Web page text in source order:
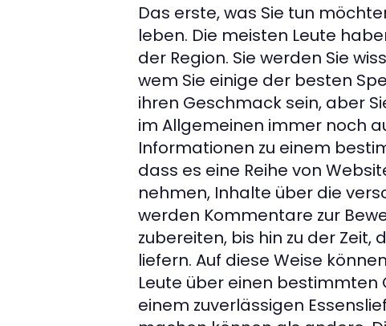
Das erste, was Sie tun
leben. Die meisten Leute
der Region. Sie werden Sie
wem Sie einige der besten
ihren Geschmack sein, aber
im Allgemeinen immer noch
Informationen zu einem
dass es eine Reihe von
nehmen, Inhalte über die
werden Kommentare zur
zubereiten, bis hin zu der
liefern. Auf diese Weise
Leute über einen bestimmten
einem zuverlässigen